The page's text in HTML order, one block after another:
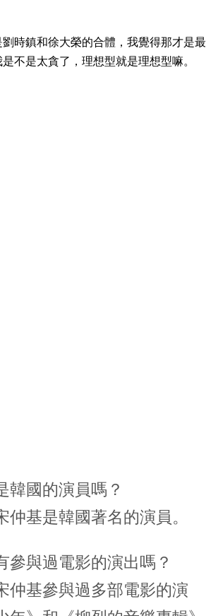
時鎮和徐大榮的合體，我覺得那才是最
不是太貪了，理想型就是理想型嘛。
韓國的演員嗎？
仲基是韓國著名的演員。
參與過電影的演出嗎？
仲基參與過多部電影的演